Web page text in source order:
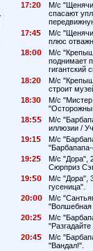
17:2
М/с
спасают
17:4
М/с
плюс
18:
М/с "Крепыш
поднимает
гигантский
18:2
М/с "Крепыш
строит
18:3
М/с "Мистер
18:
М/с
иллюзии /
19:1
М/с
19:2
М/с "Дора",
Сюрприз
19:
М/с "Дора",
гусеница".
2
:
М/с
"Волшебная
2
:2
М/с
"Разгадайте
2
:4
М/с
"Вандал!".